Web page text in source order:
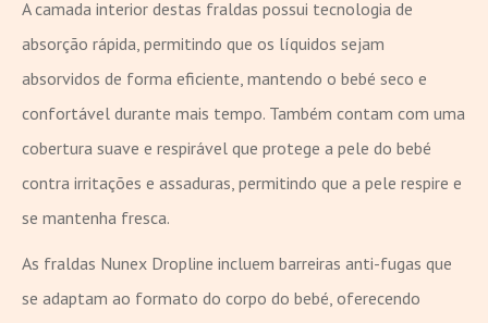
A camada interior destas fraldas possui tecnologia de
absorção rápida, permitindo que os líquidos sejam
absorvidos de forma eficiente, mantendo o bebé seco e
confortável durante mais tempo. Também contam com uma
cobertura suave e respirável que protege a pele do bebé
contra irritações e assaduras, permitindo que a pele respire e
se mantenha fresca.
As fraldas Nunex Dropline incluem barreiras anti-fugas que
se adaptam ao formato do corpo do bebé, oferecendo